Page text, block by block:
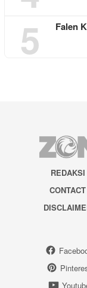
5 Falen
REDAKSI
CONTACT